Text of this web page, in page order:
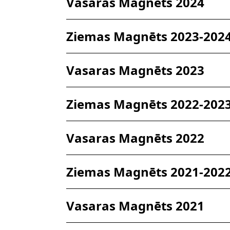
Ziemas Magnēts 2023-
Vasaras Magnēts 2023
Ziemas Magnēts 2022-
Vasaras Magnēts 2022
Ziemas Magnēts 2021-
Vasaras Magnēts 2021